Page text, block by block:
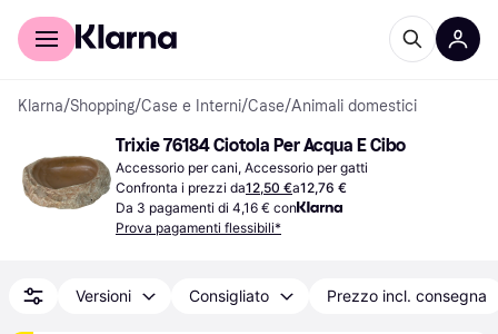
Per il tuo shopping
Klarna/Shopping/Case e Interni/Case/Animali domestici
Trixie 76184 Ciotola Per Acqua E Cibo
Accessorio per cani, Accessorio per gatti
Confronta i prezzi da12,50 €a12,76 €
Da 3 pagamenti di 4,16 € con
Prova pagamenti flessibili*
Versioni Consigliato Prezzo incl. consegna